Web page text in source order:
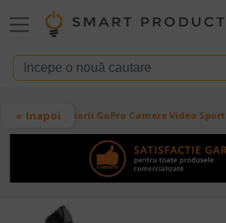
Breadcrumb
Acasa Accesorii GoPro Camere Video Sport
Inapoi